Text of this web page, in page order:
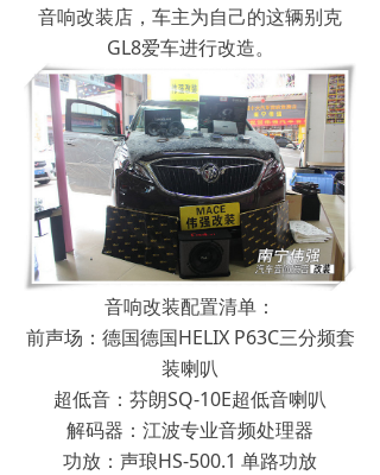
音响改装店，车主为自己的这辆别克
GL8爱车进行改造。
音响改装配置清单：
前声场：德国德国HELIX P63C三分频套
装喇叭
超低音：芬朗SQ-10E超低音喇叭
解码器：江波专业音频处理器
功放：声琅HS-500.1 单路功放